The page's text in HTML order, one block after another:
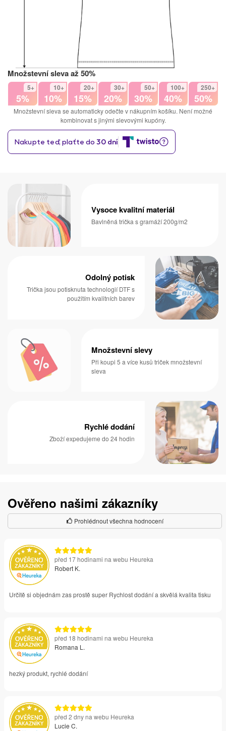
Množstevní sleva až 50%
5+
5%
10+
10%
20+
15%
30+
20%
50+
30%
100+
40%
250+
50%
Množstevní sleva se automaticky odečte v nákupním košíku. Není možné
kombinovat s jinými slevovými kupóny.
Vysoce kvalitní materiál
Bavlněná trička s gramáží 200g/m2
Odolný potisk
Trička jsou potisknuta technologií DTF s
použitím kvalitních barev
Množstevní slevy
Při koupi 5 a více kusů triček množstevní
sleva
Rychlé dodání
Zboží expedujeme do 24 hodin
Ověřeno našimi zákazníky
Prohlédnout všechna hodnocení
před 17 hodinami na webu Heureka
Robert K.
Určitě si objednám zas prostě super Rychlost dodání a skvělá kvalita tisku
před 18 hodinami na webu Heureka
Romana L.
hezký produkt, rychlé dodání
před 2 dny na webu Heureka
Lucie C.